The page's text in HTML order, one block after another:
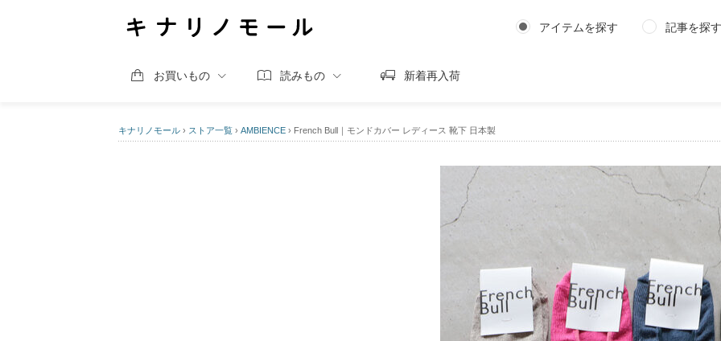
アイテムを探す 記事を探す
お買いもの 読みもの 新着再入荷
キナリノモール › ストア一覧 › AMBIENCE › French Bull｜モンドカバー レディース 靴下 日本製